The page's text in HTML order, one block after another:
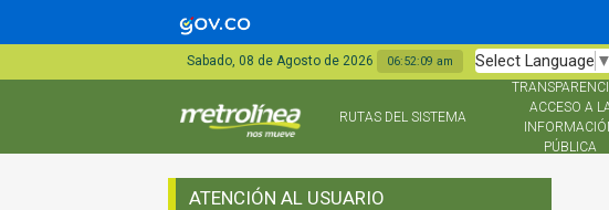
Sabado, 08 de Agosto de 2026 06:52:09 am Select Language ▼
RUTAS DEL SISTEMA
ACCESO A
PÚBLICA
ATENCIÓN AL USUARIO